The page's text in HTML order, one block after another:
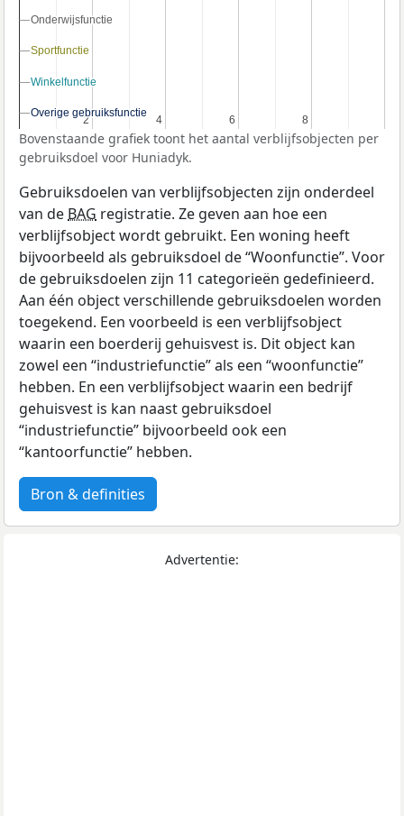
2
2 4
4 6
6 8
8
Onderwijsfunctie
Onderwijsfunctie
Sportfunctie
Sportfunctie
Winkelfunctie
Winkelfunctie
Overige gebruiksfunctie
Overige gebruiksfunctie
Bovenstaande grafiek toont het aantal verblijfsobjecten per
gebruiksdoel voor Huniadyk.
Gebruiksdoelen van verblijfsobjecten zijn onderdeel
van de BAG registratie. Ze geven aan hoe een
verblijfsobject wordt gebruikt. Een woning heeft
bijvoorbeeld als gebruiksdoel de “Woonfunctie”. Voor
de gebruiksdoelen zijn 11 categorieën gedefinieerd.
Aan één object verschillende gebruiksdoelen worden
toegekend. Een voorbeeld is een verblijfsobject
waarin een boerderij gehuisvest is. Dit object kan
zowel een “industriefunctie” als een “woonfunctie”
hebben. En een verblijfsobject waarin een bedrijf
gehuisvest is kan naast gebruiksdoel
“industriefunctie” bijvoorbeeld ook een
“kantoorfunctie” hebben.
Bron & definities
Advertentie: